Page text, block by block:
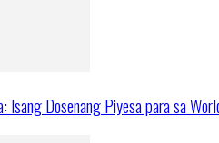
Isang Dosenang Piyesa para sa